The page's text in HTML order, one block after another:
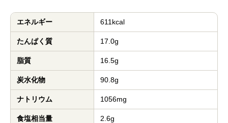
エネルギー 611kcal
たんぱく質 17.0g
脂質 16.5g
炭水化物 90.8g
ナトリウム 1056mg
食塩相当量 2.6g